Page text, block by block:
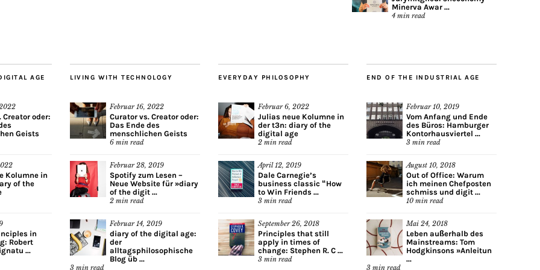
Minerva Awar ...
4 min read
AGE
Creator oder:
Geists
Kolumne in
of the
in
Robert
...
LIVING WITH TECHNOLOGY
Februar 16, 2022
Curator vs. Creator oder:
Das Ende des
menschlichen Geists
6 min read
Februar 28, 2019
Spotify zum Lesen –
Neue Website für »diary
of the digit ...
2 min read
Februar 14, 2019
diary of the digital age:
der
alltagsphilosophische
Blog üb ...
3 min read
EVERYDAY PHILOSOPHY
Februar 6, 2022
Julias neue Kolumne in
der t3n: diary of the
digital age
2 min read
April 12, 2019
Dale Carnegie’s
business classic “How
to Win Friends ...
3 min read
September 26, 2018
Principles that still
apply in times of
change: Stephen R. C ...
3 min read
END OF THE INDUSTRIAL AGE
Februar 10, 2019
Vom Anfang und Ende
des Büros: Hamburger
Kontorhausviertel ...
3 min read
August 10, 2018
Out of Office: Warum
ich meinen Chefposten
schmiss und digit ...
10 min read
Mai 24, 2018
Leben außerhalb des
Mainstreams: Tom
Hodgkinsons »Anleitun
...
3 min read